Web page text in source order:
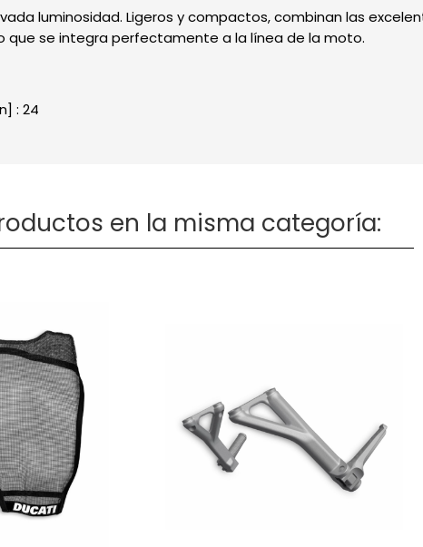
luminosidad. Ligeros y compactos, combinan las
que se integra perfectamente a la línea de la moto.
: 24
en la misma categoría: